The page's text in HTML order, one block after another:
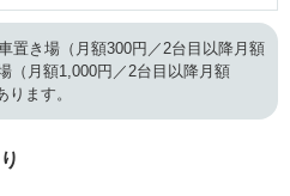
置き場（月額300円／2台目以降月額
（月額1,000円／2台目以降月額
ます。